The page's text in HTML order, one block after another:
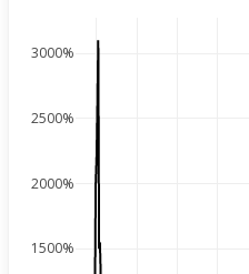
1500%
2000%
2500%
3000%